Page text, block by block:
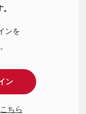
ンを
ン
ちら